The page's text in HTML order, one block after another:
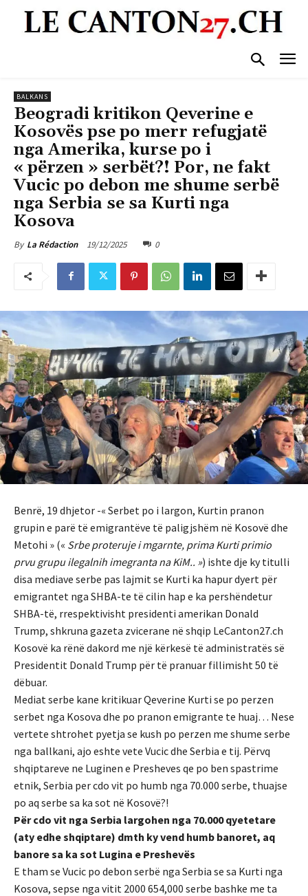
BALKANS
Beogradi kritikon Qeverine e
Kosovës pse po merr refugjatë
nga Amerika, kurse po i
« përzen » serbët?! Por, ne fakt
Vucic po debon me shume serbë
nga Serbia se sa Kurti nga
Kosova
By La Rédaction 19/12/2025 0
Benrë, 19 dhjetor -« Serbet po i largon, Kurtin pranon
grupin e parë të emigrantëve të paligjshëm në Kosovë dhe
Metohi » (« Srbe proteruje i mgarnte, prima Kurti primio
prvu grupu ilegalnih imegranta na KiM.. ») ishte dje ky titulli
disa mediave serbe pas lajmit se Kurti ka hapur dyert për
emigrantet nga SHBA-te të cilin hap e ka pershëndetur
SHBA-të, rrespektivisht presidenti amerikan Donald
Trump, shkruna gazeta zvicerane në shqip LeCanton27.ch
Kosovë ka rënë dakord me një kërkesë të administratës së
Presidentit Donald Trump për të pranuar fillimisht 50 të
dëbuar.
Mediat serbe kane kritikuar Qeverine Kurti se po perzen
serbet nga Kosova dhe po pranon emigrante te huaj… Nese
vertete shtrohet pyetja se kush po perzen me shume serbe
nga ballkani, ajo eshte vete Vucic dhe Serbia e tij. Përvq
shqiptareve ne Luginen e Presheves qe po ben spastrime
etnik, Serbia per cdo vit po humb nga 70.000 serbe, thuajse
po aq serbe sa ka sot në Kosovë?!
Për cdo vit nga Serbia largohen nga 70.000 qyetetare
(aty edhe shqiptare) dmth ky vend humb banoret, aq
banore sa ka sot Lugina e Preshevës
E tham se Vucic po debon serbë nga Serbia se sa Kurti nga
Kosova, sepse nga vitit 2000 654,000 serbe bashke me ta